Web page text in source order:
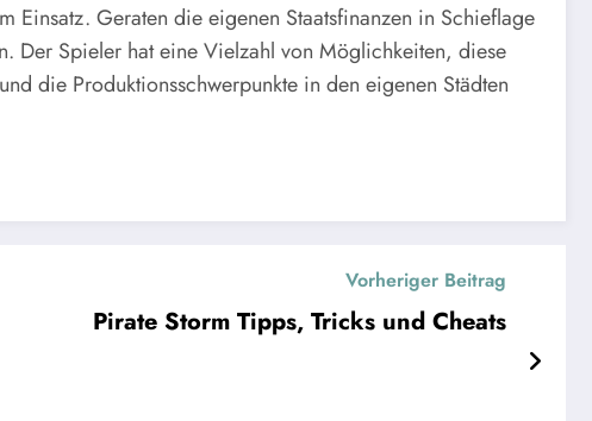
Einsatz. Geraten die eigenen Staatsfinanzen in Schieflage
Der Spieler hat eine Vielzahl von Möglichkeiten, diese
die Produktionsschwerpunkte in den eigenen Städten
Vorheriger Beitrag
Pirate Storm Tipps, Tricks und Cheats